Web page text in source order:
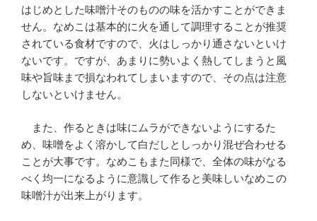
はじめとした味噌汁そのものの味を活かすことができま
せん。なめこは基本的に火を通して調理することが推奨
されている食材ですので、火はしっかり通さないといけ
ないです。ですが、あまりに勢いよく熱してしまうと風
味や旨味まで損なわれてしまいますので、その点は注意
しないといけません。
また、作るときは味にムラができないようにするた
め、味噌をよく溶かして白だしとしっかり混ぜ合わせる
ことが大事です。なめこもまた同様で、全体の味がなる
べく均一になるように意識して作ると美味しいなめこの
味噌汁が出来上がります。